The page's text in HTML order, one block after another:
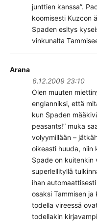
junttien kanssa”.
koomisesti Kuzcon
Spaden esitys
vinkunalta
Arana
6.12.2009 23:10
Olen muuten
englanniksi, että
kun Spaden
peasants!” muka
volyymillään –
oikeasti huuda, niin
Spade on kuitenkin
superlellityllä
ihan
osaksi Tammisen ja
todella vireessä
todellakin